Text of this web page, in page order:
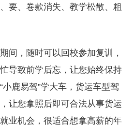
要、卷款消失、教学松散、粗
间，随时可以回校参加复训，
导致前学后忘，让您始终保持
鹿易驾”学大车，货运车型驾
让您拿照后即可合法从事货运
业机会，很适合想拿高薪的年